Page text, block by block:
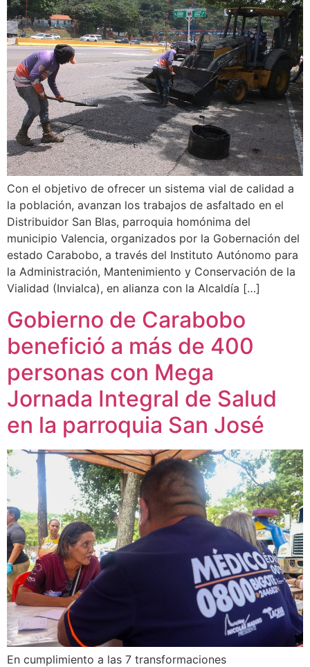
Con el objetivo de ofrecer un sistema vial de calidad a
la población, avanzan los trabajos de asfaltado en el
Distribuidor San Blas, parroquia homónima del
municipio Valencia, organizados por la Gobernación del
estado Carabobo, a través del Instituto Autónomo para
la Administración, Mantenimiento y Conservación de la
Vialidad (Invialca), en alianza con la Alcaldía […]
Gobierno de Carabobo
benefició a más de 400
personas con Mega
Jornada Integral de Salud
en la parroquia San José
En cumplimiento a las 7 transformaciones